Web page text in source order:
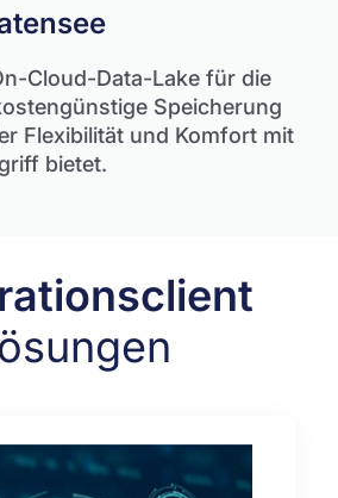
Cloud-Data-Lake für die
Speicherung
Flexibilität und Komfort mit
bietet.